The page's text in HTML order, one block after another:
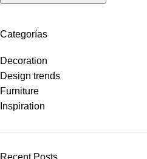
Categorías
Decoration
Design trends
Furniture
Inspiration
Recent Posts